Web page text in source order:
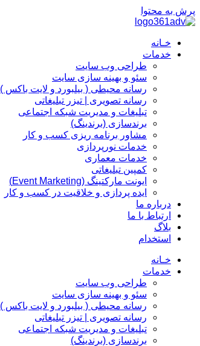
پرش به محتوا
خـانه
خدمات
طراحی وب سایت
سئو و بهینه سازی سایت
رسانه محیطی ( بیلبورد و لایت باکس )
رسانه تصویری | تیزر تبلیغاتی
تبلیغات و مدیریت شبکه اجتماعی
برندسازی (برندینگ)‌
مشاور برنامه ریزی کسب و کار
خدمات نورپردازی
خدمات معماری
کمپین تبلیغاتی
ایونت مارکتینگ (Event Marketing)
ایده پردازی و خلاقیت در کسب و کار
درباره ما
ارتباط با ما
بلاگ
استخدام
خـانه
خدمات
طراحی وب سایت
سئو و بهینه سازی سایت
رسانه محیطی ( بیلبورد و لایت باکس )
رسانه تصویری | تیزر تبلیغاتی
تبلیغات و مدیریت شبکه اجتماعی
برندسازی (برندینگ)‌